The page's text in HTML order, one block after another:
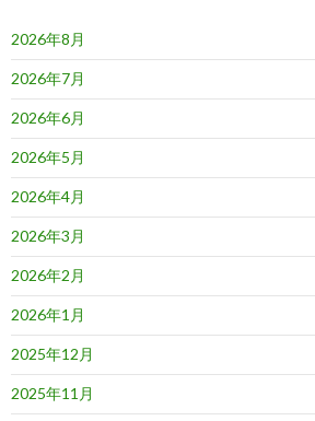
2026年8月
2026年7月
2026年6月
2026年5月
2026年4月
2026年3月
2026年2月
2026年1月
2025年12月
2025年11月